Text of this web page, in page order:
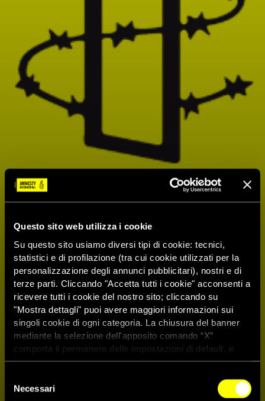
Questo sito web utilizza i cookie
Su questo sito usiamo diversi tipi di cookie: tecnici,
statistici e di profilazione (tra cui cookie utilizzati per la
personalizzazione degli annunci pubblicitari), nostri e di
terze parti. Cliccando "Accetta tutti i cookie" acconsenti a
ricevere tutti i cookie del nostro sito; cliccando su
"Mostra dettagli" puoi avere maggiori informazioni sui
singoli cookie di ogni categoria. La chiusura del banner
mediante la selezione dell'apposito comando “X”
comporta il permanere delle impostazioni di default, e
dunque la continuazione della navigazione con i cookie
dei cookie attivi sul sito clicca
delNecessari